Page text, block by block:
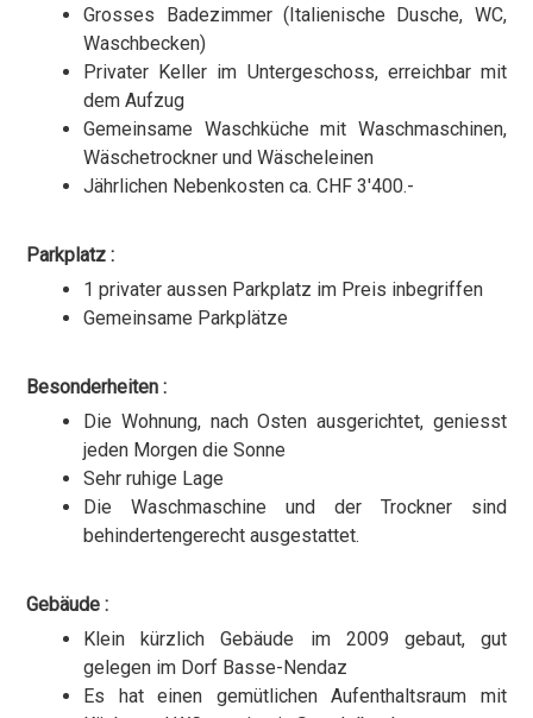
Grosses Badezimmer (Italienische Dusche, WC,
Waschbecken)
Privater Keller im Untergeschoss, erreichbar mit
dem Aufzug
Gemeinsame Waschküche mit Waschmaschinen,
Wäschetrockner und Wäscheleinen
Jährlichen Nebenkosten ca. CHF 3'400.-
Parkplatz :
1 privater aussen Parkplatz im Preis inbegriffen
Gemeinsame Parkplätze
Besonderheiten :
Die Wohnung, nach Osten ausgerichtet, geniesst
jeden Morgen die Sonne
Sehr ruhige Lage
Die Waschmaschine und der Trockner sind
behindertengerecht ausgestattet.
Gebäude :
Klein kürzlich Gebäude im 2009 gebaut, gut
gelegen im Dorf Basse-Nendaz
Es hat einen gemütlichen Aufenthaltsraum mit